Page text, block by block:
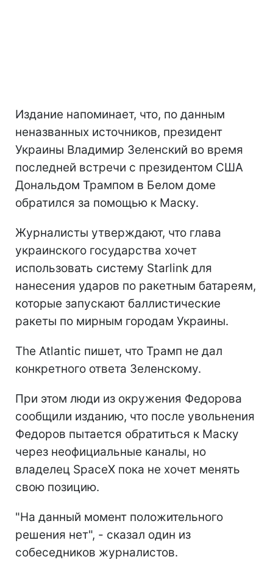
Издание напоминает, что, по данным
неназванных источников, президент
Украины Владимир Зеленский во время
последней встречи с президентом США
Дональдом Трампом в Белом доме
обратился за помощью к Маску.
Журналисты утверждают, что глава
украинского государства хочет
использовать систему Starlink для
нанесения ударов по ракетным батареям,
которые запускают баллистические
ракеты по мирным городам Украины.
The Atlantic пишет, что Трамп не дал
конкретного ответа Зеленскому.
При этом люди из окружения Федорова
сообщили изданию, что после увольнения
Федоров пытается обратиться к Маску
через неофициальные каналы, но
владелец SpaceX пока не хочет менять
свою позицию.
"На данный момент положительного
решения нет", - сказал один из
собеседников журналистов.